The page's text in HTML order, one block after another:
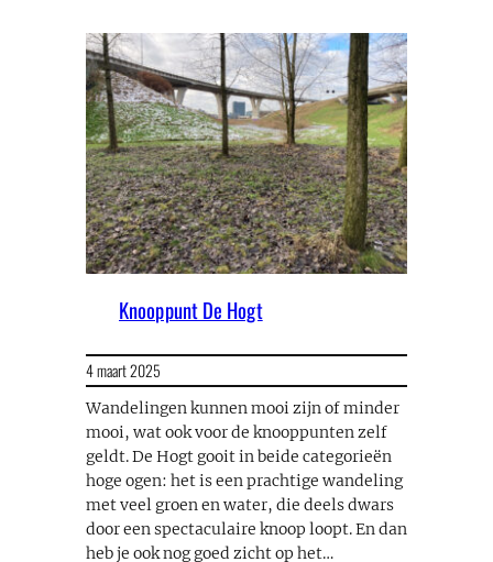
Knooppunt De Hogt
4 maart 2025
Wandelingen kunnen mooi zijn of minder
mooi, wat ook voor de knooppunten zelf
geldt. De Hogt gooit in beide categorieën
hoge ogen: het is een prachtige wandeling
met veel groen en water, die deels dwars
door een spectaculaire knoop loopt. En dan
heb je ook nog goed zicht op het…